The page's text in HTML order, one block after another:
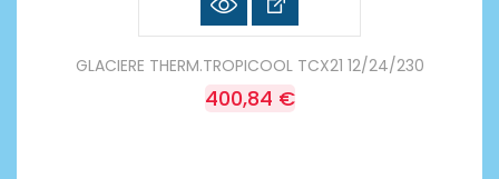
GLACIERE THERM.TROPICOOL TCX21 12/24/230
400,84 €